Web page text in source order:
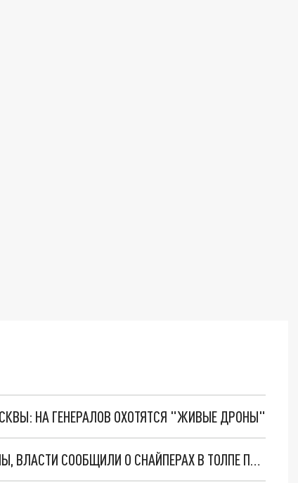
НА ГЕНЕРАЛОВ ОХОТЯТСЯ "ЖИВЫЕ ДРОНЫ"
В ЦЕНТРЕ АЛМА-АТЫ ВНОВЬ ЗВУЧАТ ВЫСТРЕЛЫ, ВЛАСТИ СООБЩИЛИ О СНАЙПЕРАХ В ТОЛПЕ ПРОТЕСТУЮЩИХ